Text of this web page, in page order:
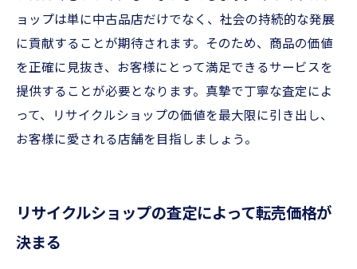
ョップは単に中古品店だけでなく、社会の持続的な発展
に貢献することが期待されます。そのため、商品の価値
を正確に見抜き、お客様にとって満足できるサービスを
提供することが必要となります。真摯で丁寧な査定によ
って、リサイクルショップの価値を最大限に引き出し、
お客様に愛される店舗を目指しましょう。
リサイクルショップの査定によって転売価格が
決まる